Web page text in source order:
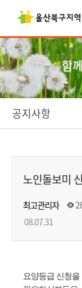
함
공지사항
노인돌보미
최고관리자
08.07.31
요양등급 신청